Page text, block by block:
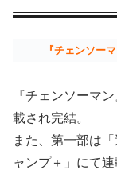
『チェンソー
『チェンソーマ
載され完結。
また、第一部は
ャンプ＋」にて連